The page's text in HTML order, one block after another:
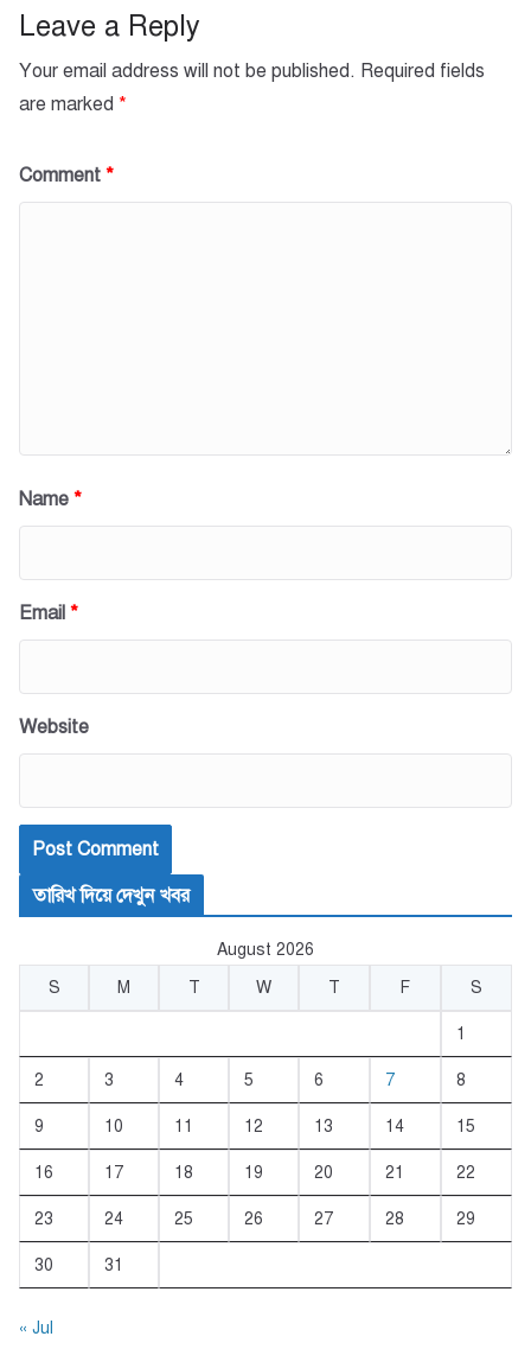
k
Leave a Reply
Your email address will not be published. Required fields
are marked *
Comment *
Name *
Email *
Website
তারিখ দিয়ে দেখুন খবর
August 2026
S
M T W T F S
1
2 3 4 5 6 7 8
9 10 11 12 13 14 15
16 17 18 19 20 21 22
23 24 25 26 27 28 29
30 31
« Jul